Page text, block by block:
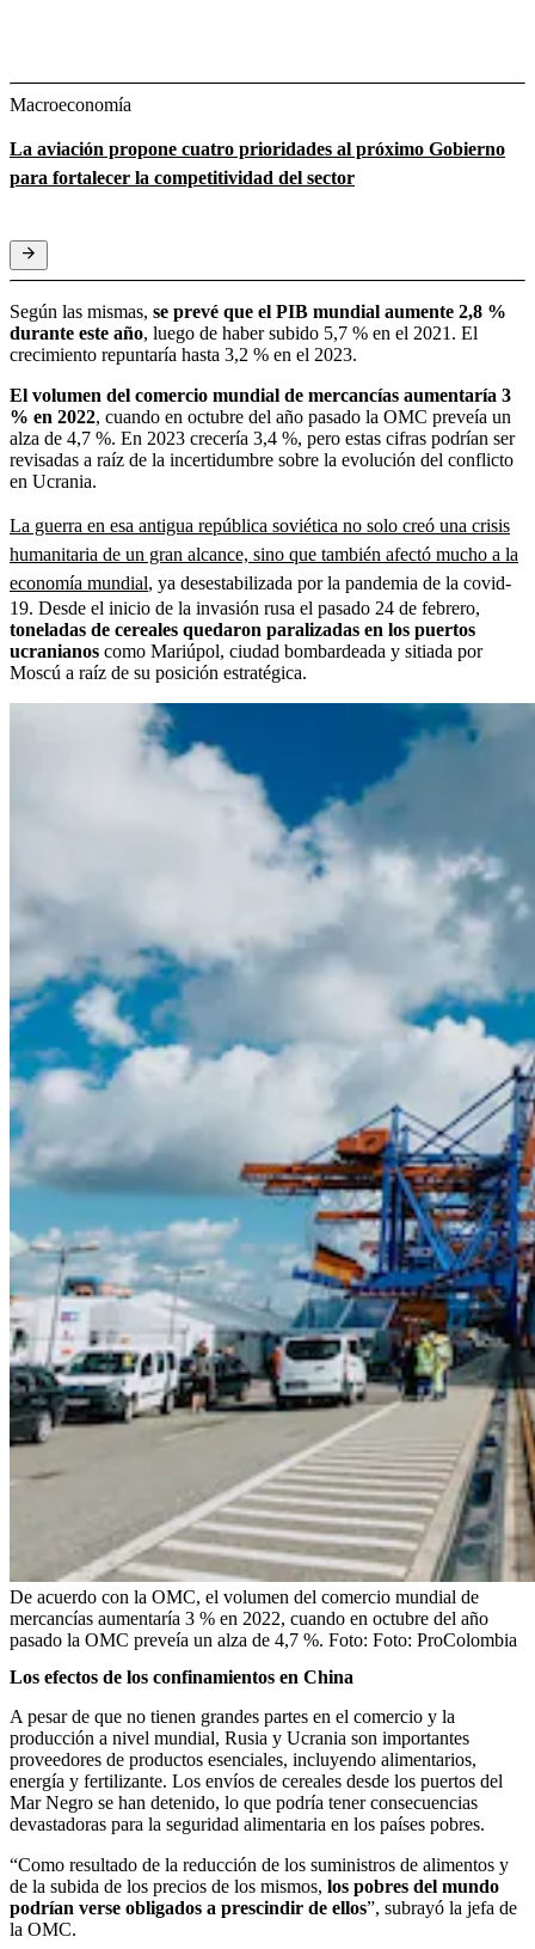
Macroeconomía
La aviación propone cuatro prioridades al próximo Gobierno
para fortalecer la competitividad del sector
Según las mismas, se prevé que el PIB mundial aumente 2,8 %
durante este año, luego de haber subido 5,7 % en el 2021. El
crecimiento repuntaría hasta 3,2 % en el 2023.
El volumen del comercio mundial de mercancías aumentaría 3
% en 2022, cuando en octubre del año pasado la OMC preveía un
alza de 4,7 %. En 2023 crecería 3,4 %, pero estas cifras podrían ser
revisadas a raíz de la incertidumbre sobre la evolución del conflicto
en Ucrania.
La guerra en esa antigua república soviética no solo creó una crisis
humanitaria de un gran alcance, sino que también afectó mucho a la
economía mundial, ya desestabilizada por la pandemia de la covid-
19. Desde el inicio de la invasión rusa el pasado 24 de febrero,
toneladas de cereales quedaron paralizadas en los puertos
ucranianos como Mariúpol, ciudad bombardeada y sitiada por
Moscú a raíz de su posición estratégica.
De acuerdo con la OMC, el volumen del comercio mundial de
mercancías aumentaría 3 % en 2022, cuando en octubre del año
pasado la OMC preveía un alza de 4,7 %. Foto: Foto: ProColombia
Los efectos de los confinamientos en China
A pesar de que no tienen grandes partes en el comercio y la
producción a nivel mundial, Rusia y Ucrania son importantes
proveedores de productos esenciales, incluyendo alimentarios,
energía y fertilizante. Los envíos de cereales desde los puertos del
Mar Negro se han detenido, lo que podría tener consecuencias
devastadoras para la seguridad alimentaria en los países pobres.
“Como resultado de la reducción de los suministros de alimentos y
de la subida de los precios de los mismos, los pobres del mundo
podrían verse obligados a prescindir de ellos”, subrayó la jefa de
la OMC.